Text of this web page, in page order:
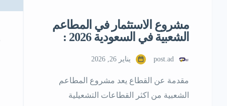
مشروع الاستثمار في المطاعم
الشعبية في السعودية 2026 :
post.ad يناير 26, 2026
مقدمة عن القطاع يعد مشروع المطاعم
الشعبية من اكثر القطاعات التشعيلية